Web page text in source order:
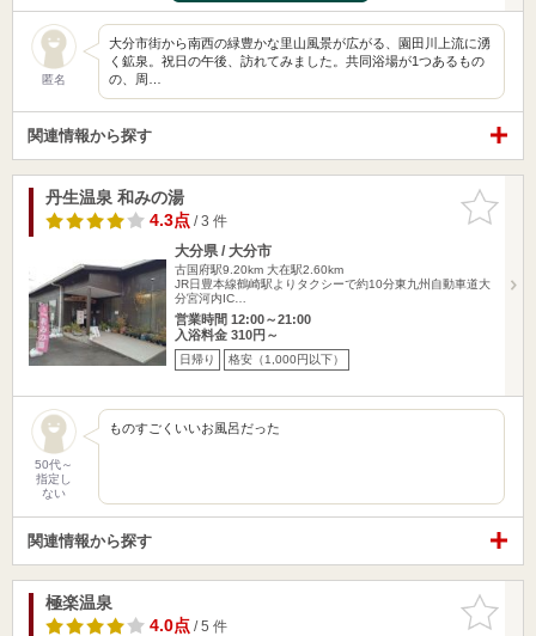
匿名
大分市街から南西の緑豊かな里山風景が広がる、園田川上流に湧
く鉱泉。祝日の午後、訪れてみました。共同浴場が1つあるもの
の、周…
関連情報から探す
お気に入
りに追加
丹生温泉 和みの湯
4.3点/ 3 件
大分県 / 大分市
古国府駅9.20km 大在駅2.60km
JR日豊本線鶴崎駅よりタクシーで約10分東九州自動車道大
分宮河内IC…
営業時間 12:00～21:00
入浴料金 310円～
日帰り 格安（1,000円以下）
50代～
指定し
ない
ものすごくいいお風呂だった
関連情報から探す
お気に入
りに追加
極楽温泉
4.0点/ 5 件